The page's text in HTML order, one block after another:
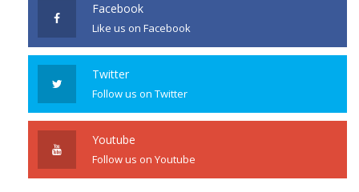
Facebook
Like us on Facebook
Twitter
Follow us on Twitter
Youtube
Follow us on Youtube